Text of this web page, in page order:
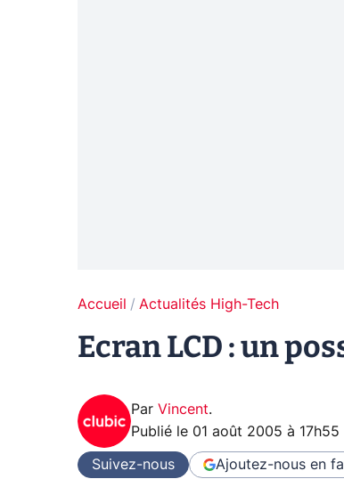
Accueil Actualités High-Tech
Ecran LCD : un
Par Vincent.
Publié le 01 août 2005 à 17h55
Suivez-nous Ajoutez-nous en